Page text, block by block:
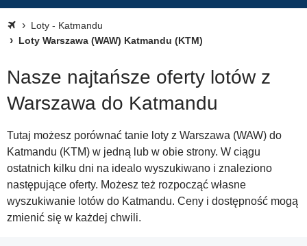
Loty - Katmandu
Loty Warszawa (WAW) Katmandu (KTM)
Nasze najtańsze oferty lotów z
Warszawa do Katmandu
Tutaj możesz porównać tanie loty z Warszawa (WAW) do
Katmandu (KTM) w jedną lub w obie strony. W ciągu
ostatnich kilku dni na idealo wyszukiwano i znaleziono
następujące oferty. Możesz też rozpocząć własne
wyszukiwanie lotów do Katmandu. Ceny i dostępność mogą
zmienić się w każdej chwili.